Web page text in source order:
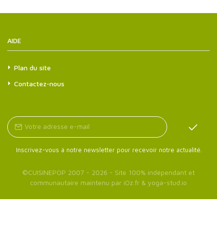
AIDE
Plan du site
Contactez-nous
Inscrivez-vous à notre newsletter pour recevoir notre actualité.
©CUISINEPOP 2007 - 2026 - Site 100% indépendant et
communautaire maintenu par iOz.fr & yoga-stud.io